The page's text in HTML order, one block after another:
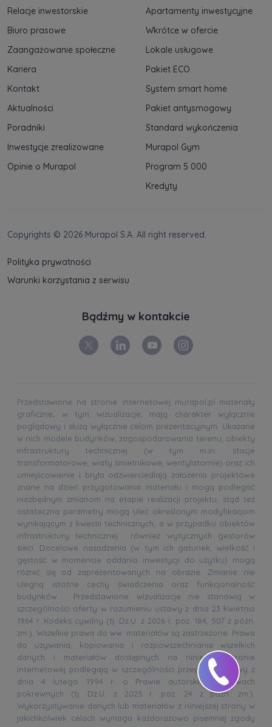
Relacje inwestorskie
Biuro prasowe
Zaangażowanie społeczne
Kariera
Kontakt
Aktualności
Poradniki
Inwestycje zrealizowane
Opinie o Murapol
Apartamenty inwestycyjne
Wkrótce w ofercie
Lokale usługowe
Pakiet ECO
System smart home
Pakiet antysmogowy
Standard wykończenia
Murapol Gym
Program 5 000
Kredyty
Copyrights © 2026 Murapol S.A. All right reserved.
Polityka prywatności
Warunki korzystania z serwisu
Bądźmy w kontakcie
Przedstawione na stronie internetowej murapol.pl materiały
graficzne, w tym wizualizacje, mają charakter wyłącznie
poglądowy i służą wyłącznie celom prezentacyjnym. Ukazane
w nich modele budynków, zagospodarowania terenu, obiekty
infrastruktury technicznej (w tym m.in. stacje
transformatorowe, wiaty śmietnikowe, wentylatornie) oraz ich
umiejscowienie i bryła odzwierciedlają założenia projektowe
znane na dzień przygotowania materiału i mogą podlegać
niezbędnym zmianom na etapie realizacji projektu, stąd też
ostateczna parametry mogą ulec określonym modyfikacjom
wynikającym z kwestii technicznych, a w przypadku obiektów
infrastruktury technicznej również wytycznych gestorów
sieci. Docelowe nasadzenia (w tym ich gatunek, wielkość i
gęstość w momencie oddania inwestycji do użytku) mogą
różnić się od zaprezentowanych na obrazie. Zmianie nie
ulegną istotne cechy świadczenia oraz funkcjonalność
budynków. Przedstawione wizualizacje nie stanowią w
szczególności oferty w rozumieniu ustawy z dnia 23 kwietnia
1964 r. Kodeks cywilny (tj. Dz.U. z 2026 r. poz. 184, 507 z późn.
zm.). Wszelkie prawa do ww. materiałów są zastrzeżone. Prawa
do używania, kopiowania i rozpowszechniania wszelkich
danych i materiałów dostępnych na niniejszej stronie
internetowej podlegają w szczególności przepisom ustawy z
dnia 4 lutego 1994 r. o Prawie autorskim i prawach
pokrewnych (tj. Dz.U. z 2025 r. poz. 24 z późn. zm.).
Wykorzystywanie danych lub materiałów z niniejszej strony w
jakichkolwiek celach wymaga każdorazowo pisemnej zgody